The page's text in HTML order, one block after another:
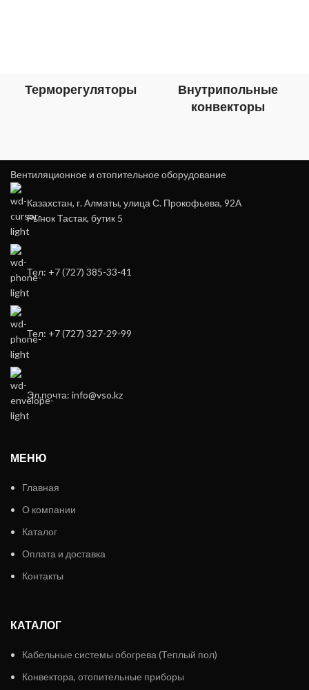
Терморегуляторы
Внутрипольные
конвекторы
Вентиляционное и отопительное оборудование
Казахстан, г. Алматы, улица С. Прокофьева, 92А
Рынок Тастак, бутик 5
Тел: +7 (727) 385-33-41
Тел: +7 (727) 327-29-99
Эл.почта: info@vso.kz
МЕНЮ
Главная
О компании
Каталог
Оплата и доставка
Контакты
КАТАЛОГ
Кабельные системы обогрева (Теплый пол)
Конвектора, отопительные приборы